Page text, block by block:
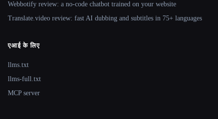
Webbotify review: a no-code chatbot trained on your website
Translate.video review: fast AI dubbing and subtitles in 75+ languages
एआई के लिए
llms.txt
llms-full.txt
MCP server